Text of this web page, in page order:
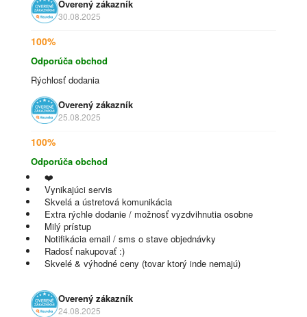
Overený zákazník
30.08.2025
100%
Odporúča obchod
Rýchlosť dodania
Overený zákazník
25.08.2025
100%
Odporúča obchod
❤️
Vynikajúci servis
Skvelá a ústretová komunikácia
Extra rýchle dodanie / možnosť vyzdvihnutia osobne
Milý prístup
Notifikácia email / sms o stave objednávky
Radosť nakupovať :)
Skvelé & výhodné ceny (tovar ktorý inde nemajú)
Overený zákazník
24.08.2025